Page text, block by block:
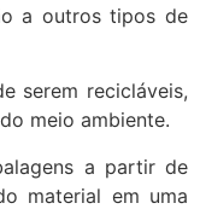
a outros tipos de
serem recicláveis,
meio ambiente.
a partir de
material em uma